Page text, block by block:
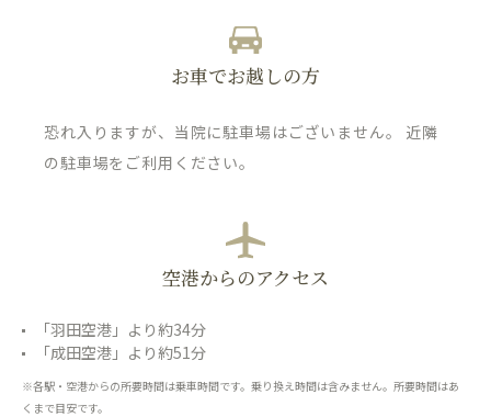
お車でお越しの方
恐れ入りますが、当院に駐車場はございません。 近隣
の駐車場をご利用ください。
空港からのアクセス
「羽田空港」より約34分
「成田空港」より約51分
※各駅・空港からの所要時間は乗車時間です。乗り換え時間は含みません。所要時間はあ
くまで目安です。